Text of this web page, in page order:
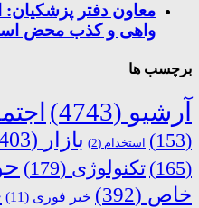
معاون دفتر
واهی و کذب محض
برچسب ها
آرشیو (4743)
(153)
استخدام (2) بازار (403)
(165)
تکنولوژی (179)
خاص (392) خبر فوری (11)